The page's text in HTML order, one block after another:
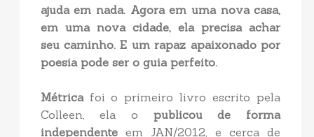
ajuda em nada. Agora em uma nova casa,
em uma nova cidade, ela precisa achar
seu caminho. E um rapaz apaixonado por
poesia pode ser o guia perfeito.
Métricafoi o primeiro livro escrito pela
Colleen, ela o publicou de forma
independenteem JAN/2012, e cerca de